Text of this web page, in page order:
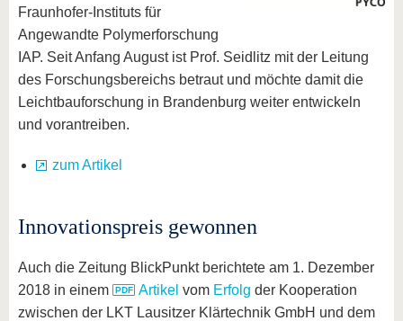
Fraunhofer-Instituts für
Angewandte Polymerforschung
IAP. Seit Anfang August ist Prof. Seidlitz mit der Leitung
des Forschungsbereichs betraut und möchte damit die
Leichtbauforschung in Brandenburg weiter entwickeln
und vorantreiben.
zum Artikel
Innovationspreis gewonnen
Auch die Zeitung BlickPunkt berichtete am 1. Dezember
2018 in einem
Artikel vom Erfolg der Kooperation
zwischen der LKT Lausitzer Klärtechnik GmbH und dem